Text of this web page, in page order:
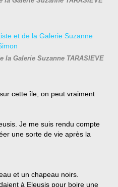
la Galerie Suzanne TARASIEVE
cette île, on peut vraiment
Je me suis rendu compte
une sorte de vie après la
et un chapeau noirs.
à Eleusis pour boire une